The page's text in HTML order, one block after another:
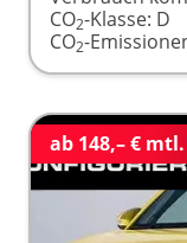
CO2-Klasse: D
CO2-
ab 148,– € mtl.